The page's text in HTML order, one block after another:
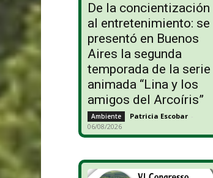
De la concientización
al entretenimiento: se
presentó en Buenos
Aires la segunda
temporada de la serie
animada “Lina y los
amigos del Arcoíris”
Ambiente Patricia Escobar -
06/08/2026